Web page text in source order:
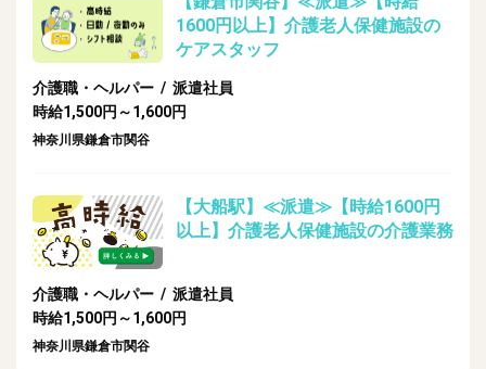
1600円以上】介護老人保健施設の
ケアスタッフ
介護職・ヘルパー / 派遣社員
時給1,500円～1,600円
神奈川県鎌倉市関谷
【大船駅】≪派遣≫【時給1600円
以上】介護老人保健施設の介護業務
介護職・ヘルパー / 派遣社員
時給1,500円～1,600円
神奈川県鎌倉市関谷